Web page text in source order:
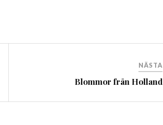
NÄSTA
Blommor från Holland